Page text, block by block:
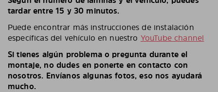
tardar entre 15 y 30 minutos.
Puede encontrar más instrucciones de instalación
específicas del vehículo en nuestro YouTube channel
Si tienes algún problema o pregunta durante el
montaje, no dudes en ponerte en contacto con
nosotros. Envíanos algunas fotos, eso nos ayudará
mucho.